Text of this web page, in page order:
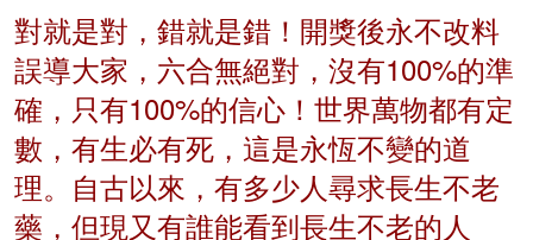
對就是對，錯就是錯！開獎後永不改料
誤導大家，六合無絕對，沒有100%的準
確，只有100%的信心！世界萬物都有定
數，有生必有死，這是永恆不變的道
理。自古以來，有多少人尋求長生不老
藥，但現又有誰能看到長生不老的人